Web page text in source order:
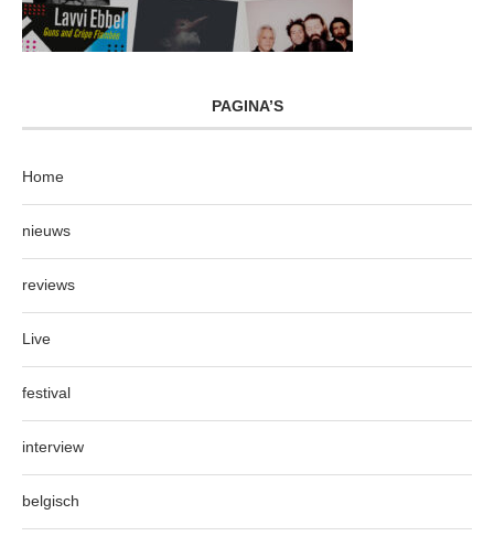
PAGINA’S
Home
nieuws
reviews
Live
festival
interview
belgisch